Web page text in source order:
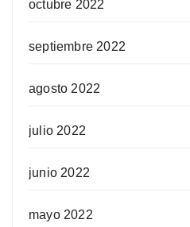
octubre 2022
septiembre 2022
agosto 2022
julio 2022
junio 2022
mayo 2022